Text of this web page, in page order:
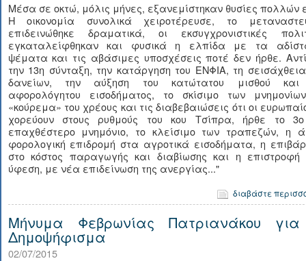
Μέσα σε οκτώ, μόλις μήνες, εξανεμίστηκαν θυσίες πολλών
Η οικονομία συνολικά χειροτέρευσε, το
επιδεινώθηκε δραματικά, οι εκσυγχρονιστικές
εγκαταλείφθηκαν και φυσικά η ελπίδα με τα
ψέματα και τις αβάσιμες υποσχέσεις ποτέ δεν ήρθε.
την 13η σύνταξη, την κατάργηση του ΕΝΦΙΑ, τη
δανείων, την αύξηση του κατώτατου μισθού και
αφορολόγητου εισοδήματος, το σκίσιμο των
«κούρεμα» του χρέους και τις διαβεβαιώσεις ότι οι
χορεύουν στους ρυθμούς του κου Τσίπρα, ήρθε το
επαχθέστερο μνημόνιο, το κλείσιμο των τραπεζών, η
φορολογική επιδρομή στα αγροτικά εισοδήματα, η
στο κόστος παραγωγής και διαβίωσης και η επιστροφή
ύφεση, με νέα επιδείνωση της ανεργίας..."
διαβάστε
Μήνυμα Φεβρωνίας Πατριανάκου
Δημοψήφισμα
02/07/2015